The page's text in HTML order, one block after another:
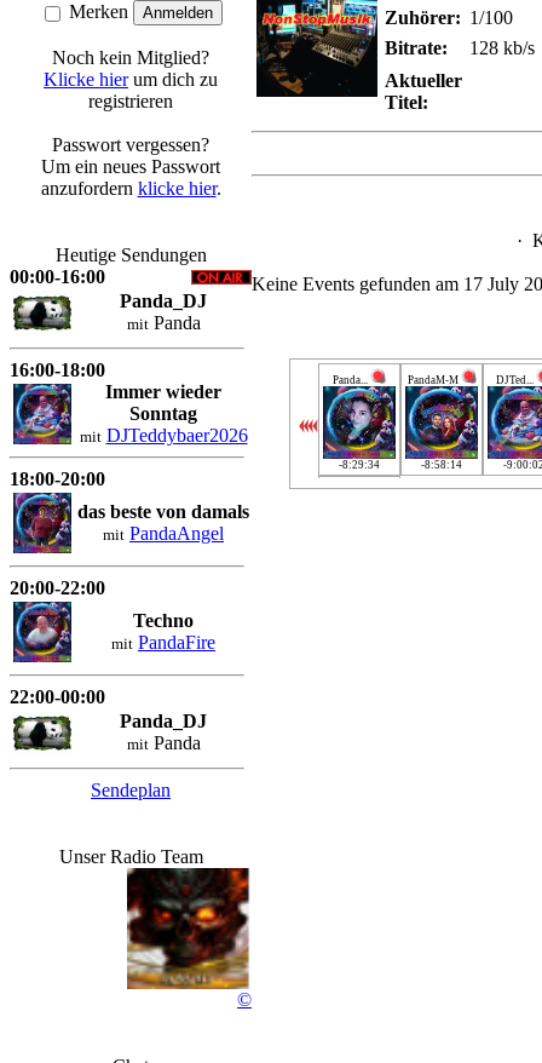
Merken
Noch kein Mitglied?
Klicke hierum dich zu
registrieren
Passwort vergessen?
Um ein neues Passwort
anzufordern klicke hier.
Heutige Sendungen
00:00-16:00
Panda_DJ
mitPanda
16:00-18:00
Immer wieder
Sonntag
mit DJTeddybaer2026
18:00-20:00
das beste von damals
mit PandaAngel
20:00-22:00
Techno
mit PandaFire
22:00-00:00
Panda_DJ
mitPanda
Sendeplan
Unser Radio Team
©
Zuhörer: 1/100
Bitrate:
128 kb/s
Aktueller
Titel:
·
Keine Events gefunden am 17 July
Panda...
-8:29:34
PandaM-M
-8:58:14
DJTed...
-
Rocky...